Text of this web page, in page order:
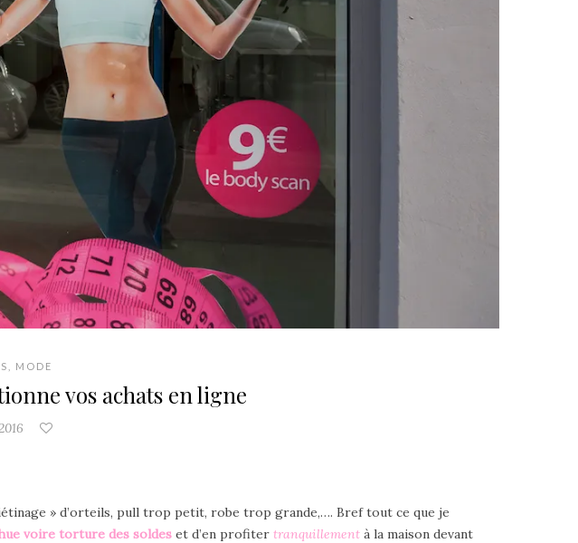
MODE
vos achats en ligne
» d’orteils, pull trop petit, robe trop grande,…. Bref tout ce que je
voire torture des soldes et d’en profiter tranquillement à la maison devant